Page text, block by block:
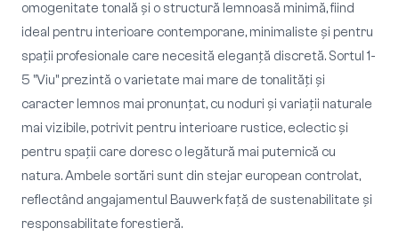
omogenitate tonală și o structură lemnoasă minimă, fiind
ideal pentru interioare contemporane, minimaliste și pentru
spații profesionale care necesită eleganță discretă. Sortul 1-
5 "Viu" prezintă o varietate mai mare de tonalități și
caracter lemnos mai pronunțat, cu noduri și variații naturale
mai vizibile, potrivit pentru interioare rustice, eclectic și
pentru spații care doresc o legătură mai puternică cu
natura. Ambele sortări sunt din stejar european controlat,
reflectând angajamentul Bauwerk față de sustenabilitate și
responsabilitate forestieră.